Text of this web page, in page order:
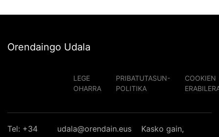
Orendaingo Udala
LEGE
OHARRA
PRIBATUTASUN-
POLITIKA
COOKIEN
Tel: +34
udala@orendain.eus
Kasko gain,